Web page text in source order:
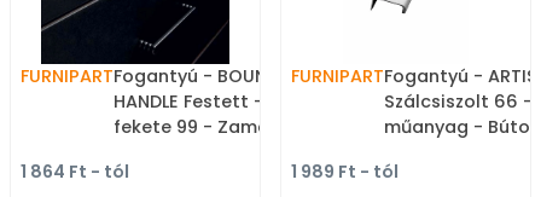
FURNIPARTFogantyú - BOUNCE
HANDLE Festett - Matt
fekete 99 - Zamak fém
gyártott színes fém
1 864 Ft - tól
FURNIPARTFogantyú -
Szálcsiszolt 66 -
műanyag -
fogantyú
1 989 Ft - tól